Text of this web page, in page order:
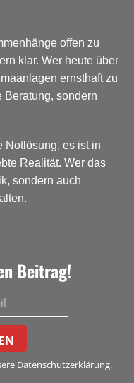
offen zu
klar. Wer heute über
ernsthaft zu
Beratung, sondern
Notlösung, es ist in
Realität. Wer das
sondern auch
Beitrag!
Datenschutzerklärung.